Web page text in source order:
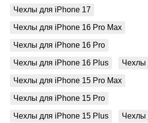
Чехлы для iPhone 17
Чехлы для iPhone 16 Pro Max
Чехлы для iPhone 16 Pro
Чехлы для iPhone 16 Plus Чехлы
Чехлы для iPhone 15 Pro Max
Чехлы для iPhone 15 Pro
Чехлы для iPhone 15 Plus Чехлы